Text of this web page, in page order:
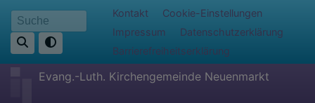
Direkt
zum
Inhalt
Suche Fußbereichsmenü
Kontakt
Cookie-Einstellungen
Impressum
Datenschutzerklärung
Barrierefreiheitserklärung
Evang.-Luth. Kirchengemeinde Neuenmarkt